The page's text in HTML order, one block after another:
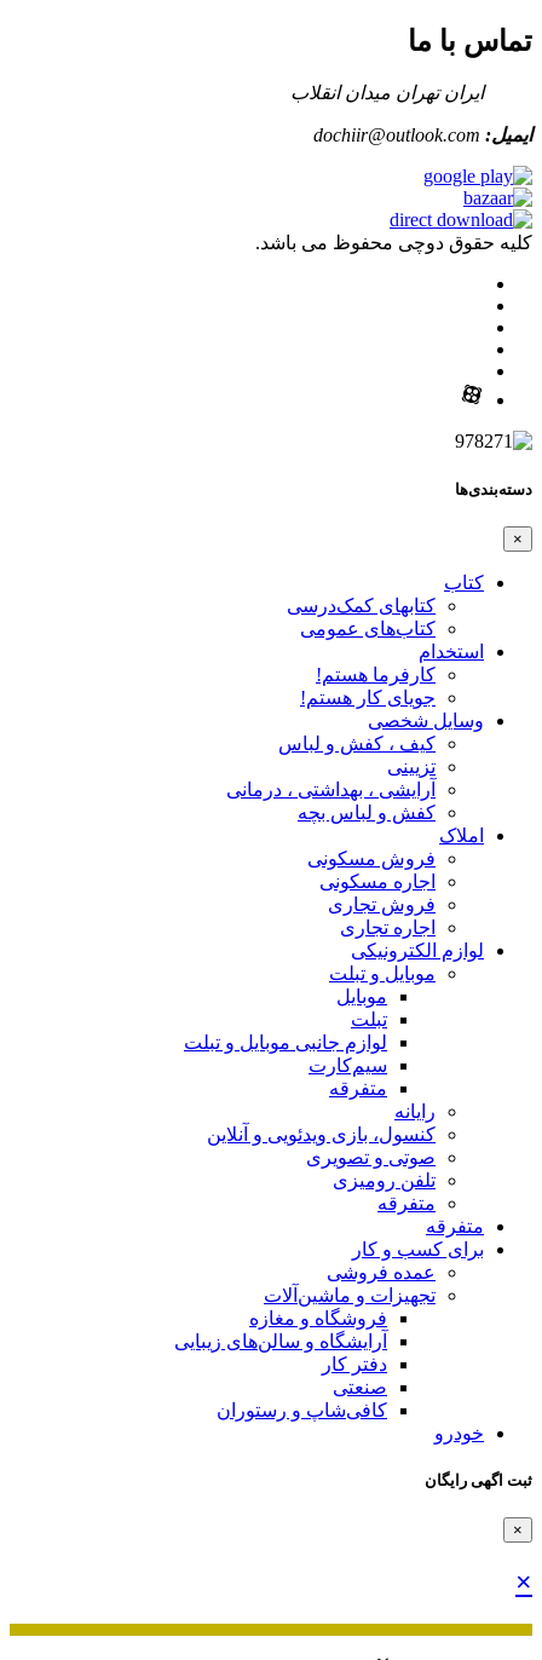
تماس با ما
ایران تهران میدان انقلاب
ایمیل: dochiir@outlook.com
کلیه حقوق دوچی محفوظ می باشد.
دسته‌بندی‌ها
×
کتاب
کتابهای کمک‌درسی
کتاب‌های عمومی
استخدام
کارفرما هستم!
جویای کار هستم!
وسایل شخصی
کیف ، کفش و لباس
تزیینی
آرایشی ، بهداشتی ، درمانی
کفش و لباس بچه
املاک
فروش مسکونی
اجاره مسکونی
فروش تجاری
اجاره تجاری
لوازم الکترونیکی
موبایل و تبلت
موبایل
تبلت
لوازم جانبی موبایل و تبلت
سیم‌کارت
متفرقه
رایانه
کنسول، بازی‌ ویدئویی و آنلاین
صوتی و تصویری
تلفن رومیزی
متفرقه
متفرقه
برای کسب و کار
عمده فروشی
تجهیزات و ماشین‌آلات
فروشگاه و مغازه
آرایشگاه و سالن‌های زیبایی
دفتر کار
صنعتی
کافی‌شاپ و رستوران
خودرو
ثبت اگهی رایگان
×
×